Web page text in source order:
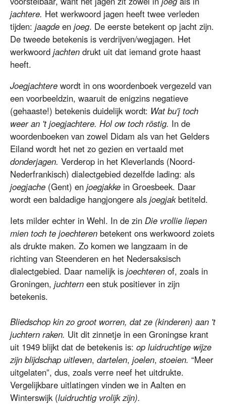
jachtere. Het werkwoord jagen heeft twee verleden
tijden: jaagde en joeg. De eerste betekent op jacht zijn.
De tweede betekenis is verdrijven/wegjagen. Het
werkwoord jachten drukt uit dat iemand grote haast
heeft.
Joegjachtere wordt in ons woordenboek vergezeld van
een voorbeeldzin, waaruit de enigzins negatieve
(gehaaste!) betekenis duidelijk wordt: Wat bu'j toch
weer an 't joegjachtere. Hol ow toch röstig. In de
woordenboeken van zowel Didam als van het Gelders
Eiland wordt het net zo gezien en vertaald met
donderjagen. Verderop in het Kleverlands (Noord-
Nederfrankisch) dialectgebied dezelfde lading: als
joegjache (Gent) en joegjakke in Groesbeek. Daar
wordt een baldadige hangjongere als joegjak betiteld.
Iets milder echter in Wehl. In de zin Die vrollie liepen
mien toch te joechteren betekent ons werkwoord zoiets
als drukte maken. Zo komen we langzaam in de
richting van Steenderen en het Nedersaksisch
dialectgebied. Daar namelijk is joechteren of, zoals in
Groningen, juchtern een stuk positiever in zijn
betekenis.
Bliedschop kin zo groot worren, dat ze (kinderen) aan 't
juchtern raken. Uit dit zinnetje in een Groningse krant
uit 1949 blijkt dat de betekenis is: op luidruchtige wijze
zijn blijdschap uitleven, dartelen, joelen, stoeien. “Meer
uitgelaten”, dus, zoals verre neef het uitdrukte.
Vergelijkbare uitlatingen vinden we in Aalten en
Winterswijk (luidruchtig vrolijk zijn).